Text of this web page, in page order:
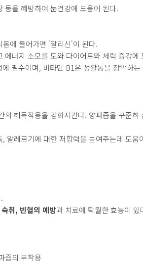
등을 혜방하여 눈건강에 도움이 된다.
에 들어가면 '알리신'이 된다.
에너지 소모를 도와 다이어트와 체력 증강
필수이며, 비타민 B1은 성활동을 장악하
해독작용을 강화시킨다. 양파즙을 꾸준히
알레르기에 대한 저항력을 높여주는데 도움
취, 빈혈의 예방과 치료에 탁월한 효능이 있
즙의 부작용